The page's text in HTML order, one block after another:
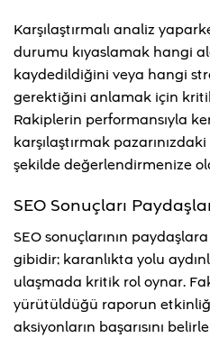
Karşılaştırmalı analiz
durumu kıyaslamak hangi
kaydedildiğini veya hangi
gerektiğini anlamak için
Rakiplerin performansıyla
karşılaştırmak
şekilde değerlendirmenize
SEO Sonuçları
SEO sonuçlarının
gibidir; karanlıkta yolu
ulaşmada kritik rol oynar.
yürütüldüğü raporun
aksiyonların başarısını